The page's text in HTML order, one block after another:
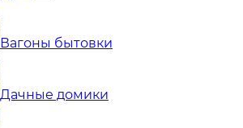
Вагоны бытовки
Дачные домики